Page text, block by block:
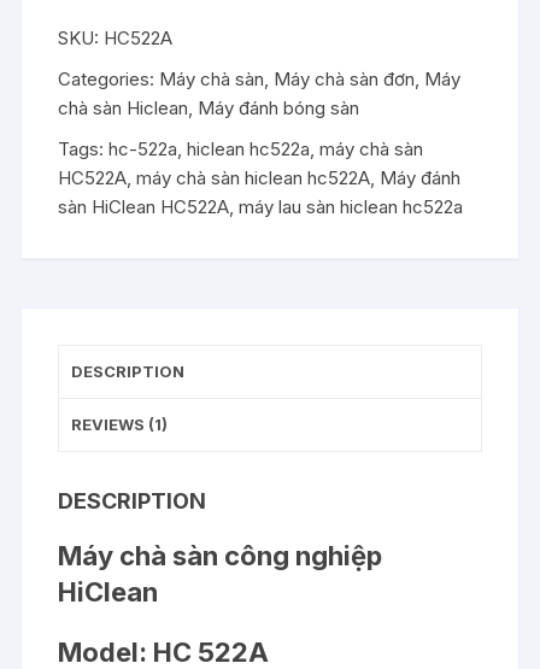
HC522A
quantity
SKU: HC522A
Categories: Máy chà sàn, Máy chà sàn đơn, Máy
chà sàn Hiclean, Máy đánh bóng sàn
Tags:hc-522a,hiclean hc522a,máy chà sàn
HC522A,máy chà sàn hiclean hc522A, Máy đánh
sàn HiClean HC522A,máy lau sàn hiclean hc522a
DESCRIPTION
REVIEWS (1)
DESCRIPTION
Máy chà sàn công nghiệp
HiClean
Model: HC 522A